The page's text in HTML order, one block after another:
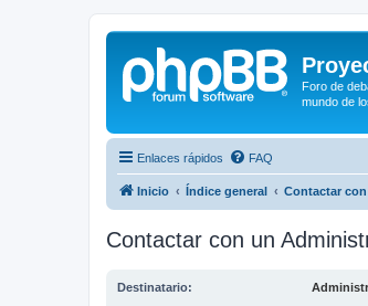
Foro de
mundo de
Enlaces rápidos FAQ
Inicio Índice general Contactar
Contactar con un
Destinatario: